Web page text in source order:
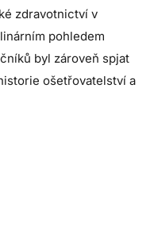
zdravotnictví v
pohledem
byl zároveň spjat
ošetřovatelství a